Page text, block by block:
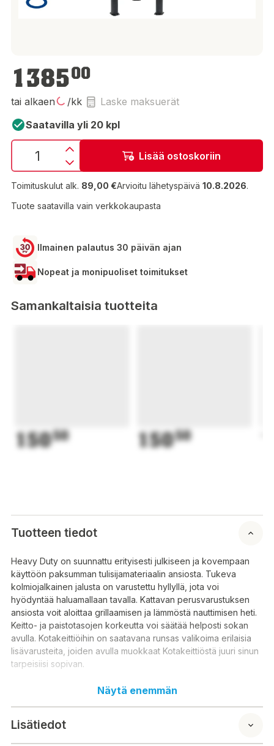
1 385,00 €
138500
tai alkaen /kk
Laske maksuerät
Saatavilla yli 20 kpl
Lisää ostoskoriin
Toimituskulut alk. 89,00 €Arvioitu lähetyspäivä 10.8.2026.
Tuote saatavilla vain verkkokaupasta
Ilmainen palautus 30 päivän ajan
Nopeat ja monipuoliset toimitukset
Samankaltaisia tuotteita
15050 15050
Tuotteen tiedot
Heavy Duty on suunnattu erityisesti julkiseen ja kovempaan
käyttöön paksumman tulisijamateriaalin ansiosta. Tukeva
kolmiojalkainen jalusta on varustettu hyllyllä, jota voi
hyödyntää haluamallaan tavalla. Kattavan perusvarustuksen
ansiosta voit aloittaa grillaamisen ja lämmöstä nauttimisen heti.
Keitto- ja paistotasojen korkeutta voi säätää helposti sokan
avulla. Kotakeittiöihin on saatavana runsas valikoima erilaisia
lisävarusteita, joiden avulla muokkaat Kotakeittiöstä juuri sinun
tarpeisiisi sopivan.
Huomioithan, että sisätilaan asentaessa tarvitset myös
toimivuuden, kunhan rakennelman korvausilma on huomioitu
oikein.
Näytä enemmän
Lisätiedot